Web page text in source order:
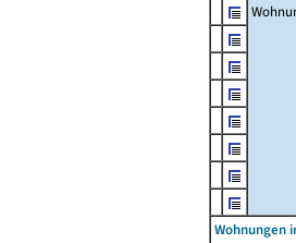
Wohnungen